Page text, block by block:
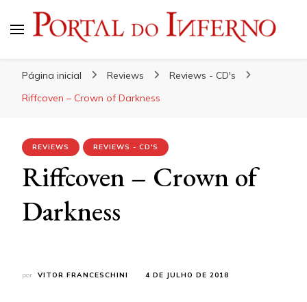
Página inicial Reviews
Reviews - CD's
Riffcoven – Crown of Darkness
REVIEWS REVIEWS - CD'S
Riffcoven – Crown of
Darkness
por VITOR FRANCESCHINI 4 DE JULHO DE 2018